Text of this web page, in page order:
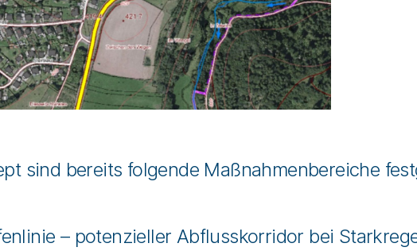
sind bereits folgende Maßnahmenbereiche
– potenzieller Abflusskorridor bei